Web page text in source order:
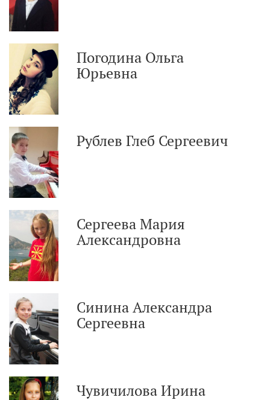
Погодина Ольга
Юрьевна
Рублев Глеб Сергеевич
Сергеева Мария
Александровна
Синина Александра
Сергеевна
Чувичилова Ирина